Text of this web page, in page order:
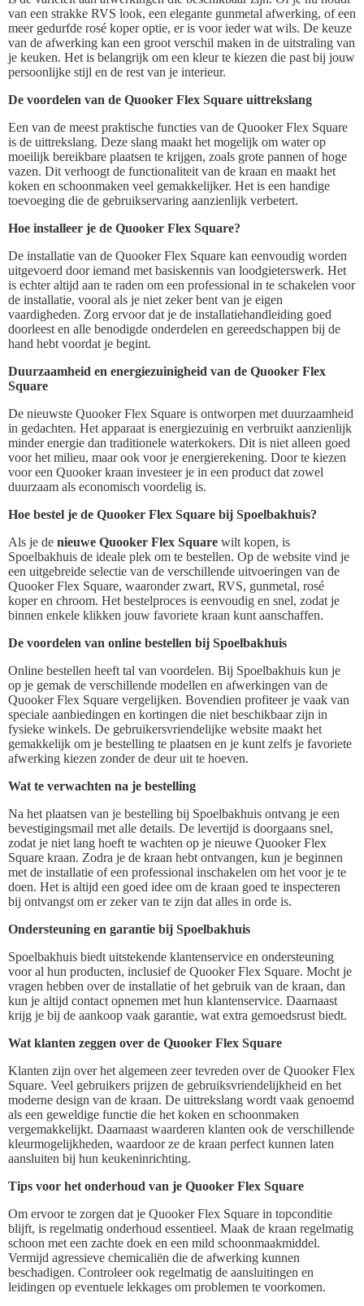
van een strakke RVS look, een elegante gunmetal afwerking, of een
meer gedurfde rosé koper optie, er is voor ieder wat wils. De keuze
van de afwerking kan een groot verschil maken in de uitstraling van
je keuken. Het is belangrijk om een kleur te kiezen die past bij jouw
persoonlijke stijl en de rest van je interieur.
De voordelen van de Quooker Flex Square uittrekslang
Een van de meest praktische functies van de Quooker Flex Square
is de uittrekslang. Deze slang maakt het mogelijk om water op
moeilijk bereikbare plaatsen te krijgen, zoals grote pannen of hoge
vazen. Dit verhoogt de functionaliteit van de kraan en maakt het
koken en schoonmaken veel gemakkelijker. Het is een handige
toevoeging die de gebruikservaring aanzienlijk verbetert.
Hoe installeer je de Quooker Flex Square?
De installatie van de Quooker Flex Square kan eenvoudig worden
uitgevoerd door iemand met basiskennis van loodgieterswerk. Het
is echter altijd aan te raden om een professional in te schakelen voor
de installatie, vooral als je niet zeker bent van je eigen
vaardigheden. Zorg ervoor dat je de installatiehandleiding goed
doorleest en alle benodigde onderdelen en gereedschappen bij de
hand hebt voordat je begint.
Duurzaamheid en energiezuinigheid van de Quooker Flex
Square
De nieuwste Quooker Flex Square is ontworpen met duurzaamheid
in gedachten. Het apparaat is energiezuinig en verbruikt aanzienlijk
minder energie dan traditionele waterkokers. Dit is niet alleen goed
voor het milieu, maar ook voor je energierekening. Door te kiezen
voor een Quooker kraan investeer je in een product dat zowel
duurzaam als economisch voordelig is.
Hoe bestel je de Quooker Flex Square bij Spoelbakhuis?
Als je de nieuwe Quooker Flex Square wilt kopen, is
Spoelbakhuis de ideale plek om te bestellen. Op de website vind je
een uitgebreide selectie van de verschillende uitvoeringen van de
Quooker Flex Square, waaronder zwart, RVS, gunmetal, rosé
koper en chroom. Het bestelproces is eenvoudig en snel, zodat je
binnen enkele klikken jouw favoriete kraan kunt aanschaffen.
De voordelen van online bestellen bij Spoelbakhuis
Online bestellen heeft tal van voordelen. Bij Spoelbakhuis kun je
op je gemak de verschillende modellen en afwerkingen van de
Quooker Flex Square vergelijken. Bovendien profiteer je vaak van
speciale aanbiedingen en kortingen die niet beschikbaar zijn in
fysieke winkels. De gebruikersvriendelijke website maakt het
gemakkelijk om je bestelling te plaatsen en je kunt zelfs je favoriete
afwerking kiezen zonder de deur uit te hoeven.
Wat te verwachten na je bestelling
Na het plaatsen van je bestelling bij Spoelbakhuis ontvang je een
bevestigingsmail met alle details. De levertijd is doorgaans snel,
zodat je niet lang hoeft te wachten op je nieuwe Quooker Flex
Square kraan. Zodra je de kraan hebt ontvangen, kun je beginnen
met de installatie of een professional inschakelen om het voor je te
doen. Het is altijd een goed idee om de kraan goed te inspecteren
bij ontvangst om er zeker van te zijn dat alles in orde is.
Ondersteuning en garantie bij Spoelbakhuis
Spoelbakhuis biedt uitstekende klantenservice en ondersteuning
voor al hun producten, inclusief de Quooker Flex Square. Mocht je
vragen hebben over de installatie of het gebruik van de kraan, dan
kun je altijd contact opnemen met hun klantenservice. Daarnaast
krijg je bij de aankoop vaak garantie, wat extra gemoedsrust biedt.
Wat klanten zeggen over de Quooker Flex Square
Klanten zijn over het algemeen zeer tevreden over de Quooker Flex
Square. Veel gebruikers prijzen de gebruiksvriendelijkheid en het
moderne design van de kraan. De uittrekslang wordt vaak genoemd
als een geweldige functie die het koken en schoonmaken
vergemakkelijkt. Daarnaast waarderen klanten ook de verschillende
kleurmogelijkheden, waardoor ze de kraan perfect kunnen laten
aansluiten bij hun keukeninrichting.
Tips voor het onderhoud van je Quooker Flex Square
Om ervoor te zorgen dat je Quooker Flex Square in topconditie
blijft, is regelmatig onderhoud essentieel. Maak de kraan regelmatig
schoon met een zachte doek en een mild schoonmaakmiddel.
Vermijd agressieve chemicaliën die de afwerking kunnen
beschadigen. Controleer ook regelmatig de aansluitingen en
leidingen op eventuele lekkages om problemen te voorkomen.